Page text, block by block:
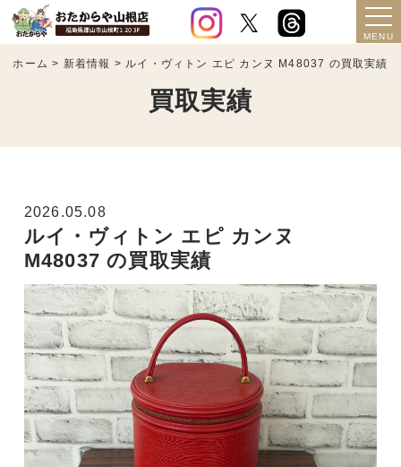
ホーム > 新着情報 > ルイ・ヴィトン エピ カンヌ M48037 の買取実績
買取実績
2026.05.08
ルイ・ヴィトン エピ カンヌ
M48037 の買取実績